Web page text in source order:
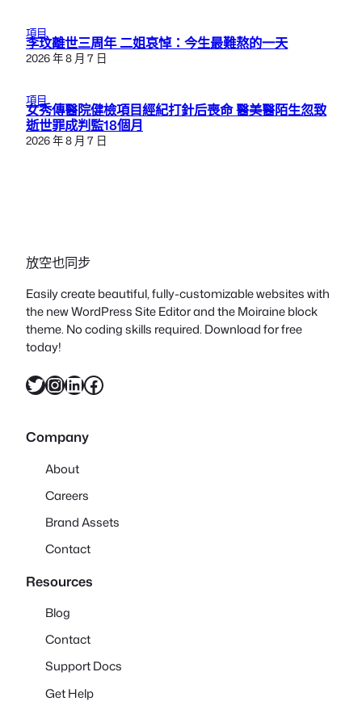
項目
李玟離世三周年 二姐哀悼：今生最難熬的一天
2026 年 8 月 7 日
項目
女秀傳醫院健檢項目經紀打針后喪命 醫美醫陌生忽致
逝世罪成判監18個月
2026 年 8 月 7 日
放空也同步
Easily create beautiful, fully-customizable websites with
the new WordPress Site Editor and the Moiraine block
theme. No coding skills required. Download for free
today!
X InstagramLinkedIn Facebook
Company
About
Careers
Brand Assets
Contact
Resources
Blog
Contact
Support Docs
Get Help